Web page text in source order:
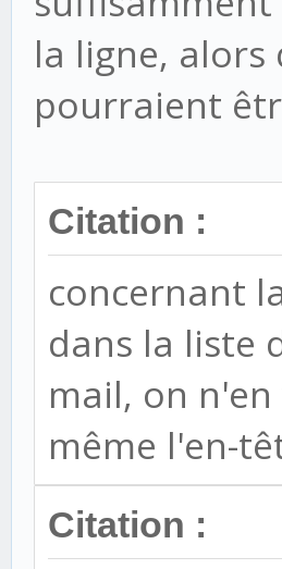
la ligne,
pourraient
Citation :
concernant
dans la liste
mail, on
même l'en-
Citation :